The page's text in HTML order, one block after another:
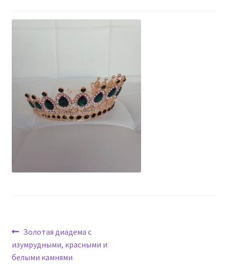
Навигация
по
Предыдущая
запись:
Золотая диадема с
изумрудными, красными и
белыми камнями